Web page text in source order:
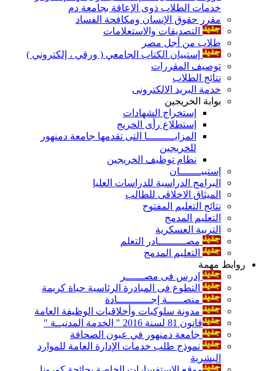
خدمات الطلاب ذوى الإعاقة بجامعة دم
مقرر حقوق الإنسان ومكافحة الفساد
التصديقات والاستعلامات
طلاب من أجل مصر
إستبيان الكتاب الجامعي ( ورقي ، إلكتروني )
توصيف المقررات
نتائج الطلاب
خدمة البريد الالكترونى
بوابة الخريجين
إستخراج الشهادات
إستطلاع رأى الخريج
المزايـــــــــا التى تقدمها جامعة دمنهور
للخريجين
نظام توظيف الخريجين
إستبيـــــــان
البرامج الدراسية للدراسات العليا
الميثاق الاخلاقى للطالب
نتائج التعليم المفتوح
التعليم المدمج
التربية العسكرية
مصـــــــــادر التعلم
التعليم المدمج
روابط مهمة
إدرس فى مصــــــر
التطوع فى المبادرة الرئاسية حياة كريمة
منصـــــة إجـــــــــــادة
مدونة سلوكيات وأخلاقيات الوظيفة العامة
قانون 81 لسنة 2016 " الخدمة المدنيــة "
جامعة دمنهور في عيون الصحافة
نموذج طلب خدمات الإدارة العامة للموارد
البشرية